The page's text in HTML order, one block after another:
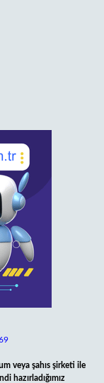
veya şahıs şirketi ile
hazırladığımız